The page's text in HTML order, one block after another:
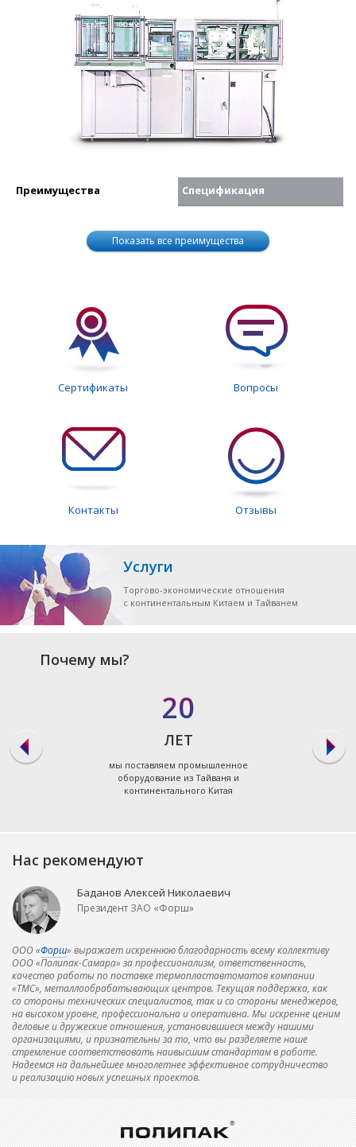
Преимущества Спецификация
Показать все преимущества
Сертификаты Вопросы
Контакты Отзывы
Услуги
Торгово-экономические отношения
с континентальным Китаем и Тайванем
Почему мы?
20
ЛЕТ
мы поставляем промышленное
оборудование из Тайваня и
континентального Китая
Нас рекомендуют
Баданов Алексей Николаевич
Президент ЗАО «Форш»
ООО «Форш» выражает искреннюю благодарность всему коллективу
ООО «Полипак-Самара» за профессионализм, ответственность,
качество работы по поставке термопластавтоматов компании
«TMC», металлообрабатывающих центров. Текущая поддержка, как
со стороны технических специалистов, так и со стороны менеджеров,
на высоком уровне, профессиональна и оперативна. Мы искренне ценим
деловые и дружеские отношения, установившиеся между нашими
организациями, и признательны за то, что вы разделяете наше
стремление соответствовать наивысшим стандартам в работе.
Надеемся на дальнейшее многолетнее эффективное сотрудничество
и реализацию новых успешных проектов.